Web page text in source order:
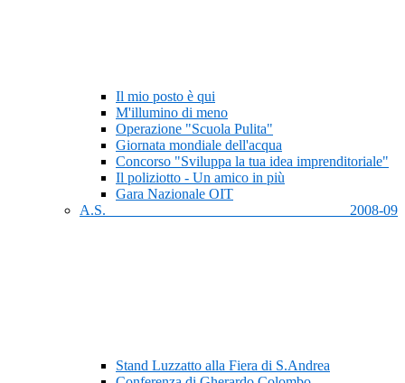
Il mio posto è qui
M'illumino di meno
Operazione "Scuola Pulita"
Giornata mondiale dell'acqua
Concorso "Sviluppa la tua idea imprenditoriale"
Il poliziotto - Un amico in più
Gara Nazionale OIT
A.S. 2008-09
Stand Luzzatto alla Fiera di S.Andrea